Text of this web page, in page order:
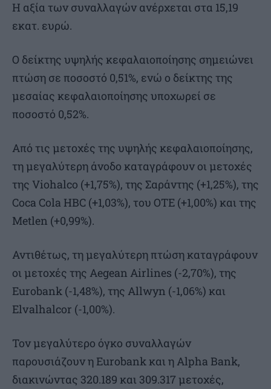
Η αξία των συναλλαγών ανέρχεται στα 15,19
εκατ. ευρώ.
Ο δείκτης υψηλής κεφαλαιοποίησης σημειώνει
πτώση σε ποσοστό 0,51%, ενώ ο δείκτης της
μεσαίας κεφαλαιοποίησης υποχωρεί σε
ποσοστό 0,52%.
Από τις μετοχές της υψηλής κεφαλαιοποίησης,
τη μεγαλύτερη άνοδο καταγράφουν οι μετοχές
της Viohalco (+1,75%), της Σαράντης (+1,25%), της
Coca Cola HBC (+1,03%), του ΟΤΕ (+1,00%) και της
Metlen (+0,99%).
Αντιθέτως, τη μεγαλύτερη πτώση καταγράφουν
οι μετοχές της Aegean Airlines (-2,70%), της
Eurobank (-1,48%), της Allwyn (-1,06%) και
Elvalhalcor (-1,00%).
Τον μεγαλύτερο όγκο συναλλαγών
παρουσιάζουν η Eurobank και η Alpha Bank,
διακινώντας 320.189 και 309.317 μετοχές,